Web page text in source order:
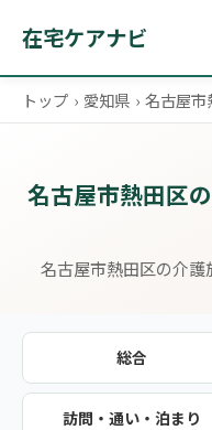
在宅ケアナビ
トップ › 愛知県 › 名古屋市
名古屋市熱田区
名古屋市熱田区の介護
総合
訪問・通い・泊まり